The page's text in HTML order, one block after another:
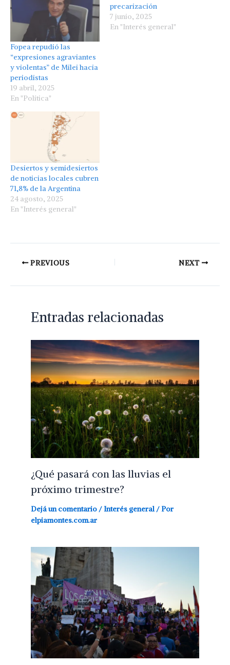
Fopea repudió las
“expresiones agraviantes
y violentas” de Milei hacia
periodistas
19 abril, 2025
En "Política"
precarización
7 junio, 2025
En "Interés general"
Desiertos y semidesiertos
de noticias locales cubren
71,8% de la Argentina
24 agosto, 2025
En "Interés general"
PREVIOUS NEXT
Entradas relacionadas
¿Qué pasará con las lluvias el
próximo trimestre?
Dejá un comentario / Interés general/ Por
elpiamontes.com.ar